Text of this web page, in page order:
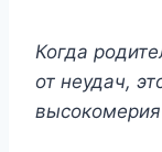
Когда
от неудач,